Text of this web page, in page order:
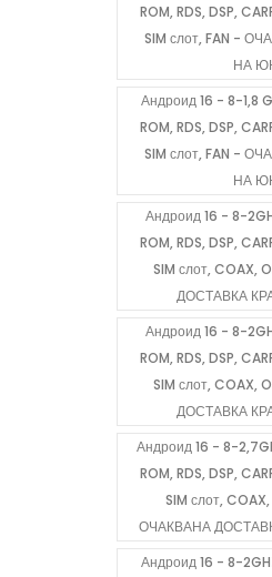
ROM, RDS, DSP,
SIM слот, FAN -
НА
Андроид 16 - 8-1,8
ROM, RDS, DSP,
SIM слот, FAN -
НА
Андроид 16 - 8-
ROM, RDS, DSP,
SIM слот, COAX,
ДОСТАВКА
Андроид 16 - 8-
ROM, RDS, DSP,
SIM слот, COAX,
ДОСТАВКА
Андроид 16 - 8-
ROM, RDS, DSP,
SIM слот,
ОЧАКВАНА
Андроид 16 - 8-